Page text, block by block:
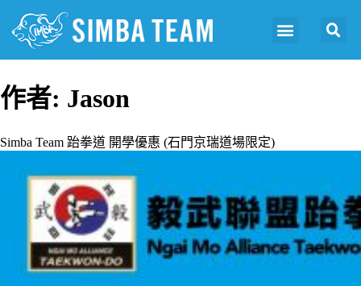
作者: Jason
Simba Team 跆拳道 開學優惠 (石門京瑞道場限定)